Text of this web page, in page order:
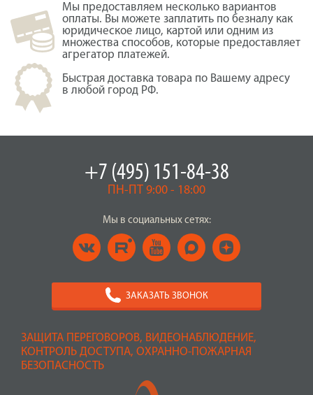
Мы предоставляем несколько вариантов
оплаты. Вы можете заплатить по безналу как
юридическое лицо, картой или одним из
множества способов, которые предоставляет
агрегатор платежей.
Быстрая доставка товара по Вашему адресу
в любой город РФ.
ЗАЩИТА ПЕРЕГОВОРОВ, ВИДЕОНАБЛЮДЕНИЕ,
КОНТРОЛЬ ДОСТУПА, ОХРАННО-ПОЖАРНАЯ
БЕЗОПАСНОСТЬ
+7 (495) 151-84-38
ПН-ПТ 9:00 - 18:00
Мы в социальных сетях:
ЗАКАЗАТЬ ЗВОНОК